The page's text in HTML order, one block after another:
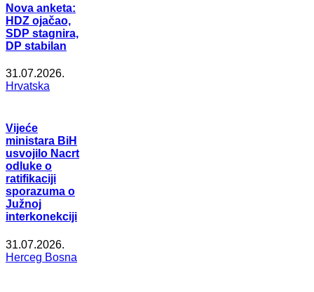
Nova anketa:
HDZ ojačao,
SDP stagnira,
DP stabilan
31.07.2026.
Hrvatska
Vijeće
ministara BiH
usvojilo Nacrt
odluke o
ratifikaciji
sporazuma o
Južnoj
interkonekciji
31.07.2026.
Herceg Bosna